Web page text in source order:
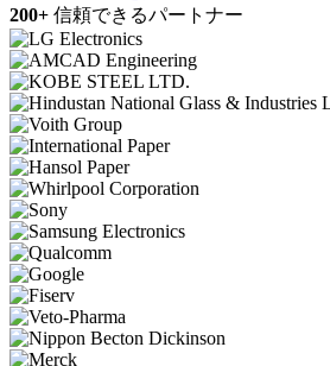
200+ 信頼できるパートナー